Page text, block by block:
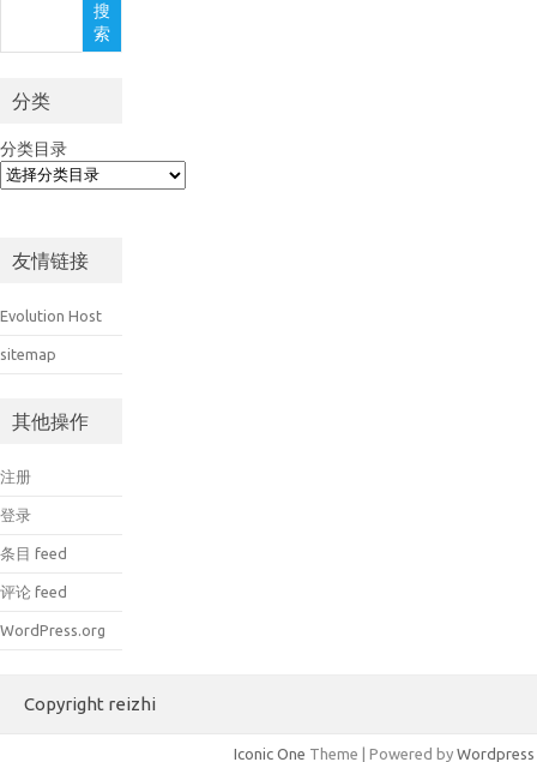
搜
索
分类
分类目录
友情链接
Evolution Host
sitemap
其他操作
注册
登录
条目 feed
评论 feed
WordPress.org
Copyright reizhi
Iconic One Theme | Powered by Wordpress